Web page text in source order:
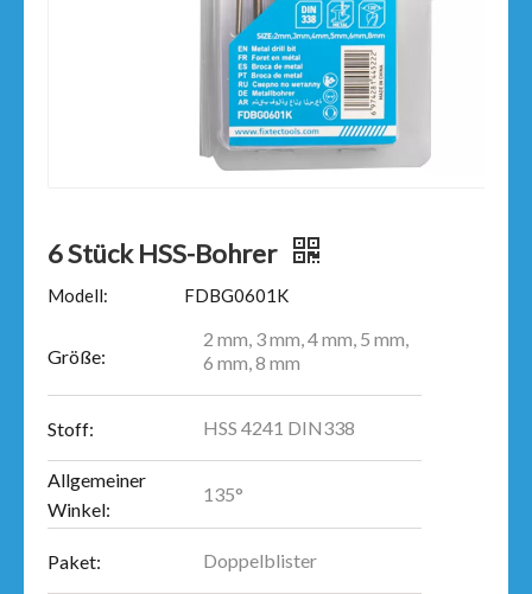
6 Stück HSS-Bohrer
Modell: FDBG0601K
Größe:
2 mm, 3 mm, 4 mm, 5 mm,
6 mm, 8 mm
Stoff: HSS 4241 DIN338
Allgemeiner
Winkel:
135°
Paket: Doppelblister